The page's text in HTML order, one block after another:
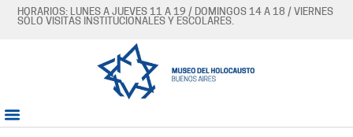
HORARIOS: LUNES A JUEVES 11 A 19 / DOMINGOS 14 A 18 / VIERNES
SÓLO VISITAS INSTITUCIONALES Y ESCOLARES.